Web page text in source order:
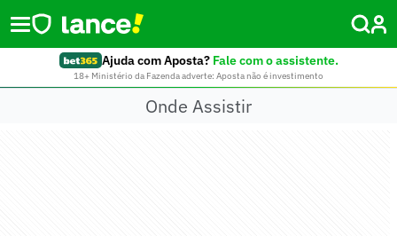
Ajuda com Aposta? Fale com o assistente.
18+ Ministério da Fazenda adverte: Aposta não é investimento
Onde Assistir